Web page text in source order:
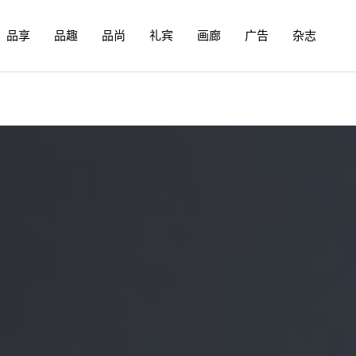
品享 品趣 品尚 礼宾 画廊 广告 杂志